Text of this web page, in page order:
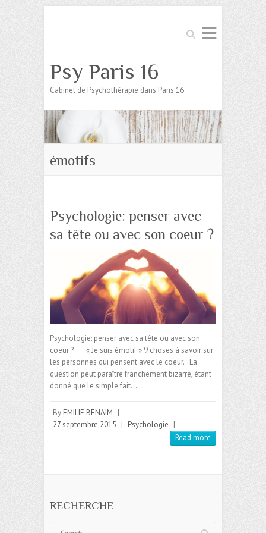
Search
Psy Paris 16
Cabinet de Psychothérapie dans Paris 16
émotifs
Psychologie: penser avec
sa tête ou avec son coeur ?
Psychologie: penser avec sa tête ou avec son
coeur ? « Je suis émotif » 9 choses à savoir sur
les personnes qui pensent avec le coeur. La
question peut paraître franchement bizarre, étant
donné que le simple fait…
By EMILIE BENAIM |
27 septembre 2015 | Psychologie |
Read more
RECHERCHE